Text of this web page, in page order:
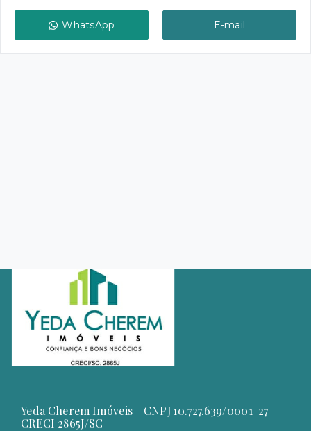
WhatsApp E-mail
Yeda Cherem Imóveis - CNPJ 10.727.639/0001-27
CRECI 2865J/SC